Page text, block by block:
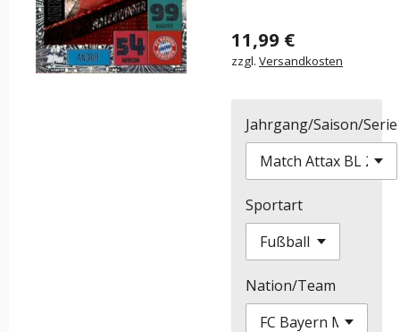
11,99 €
zzgl. Versandkosten
Jahrgang/Saison/Serie
Sportart
Nation/Team